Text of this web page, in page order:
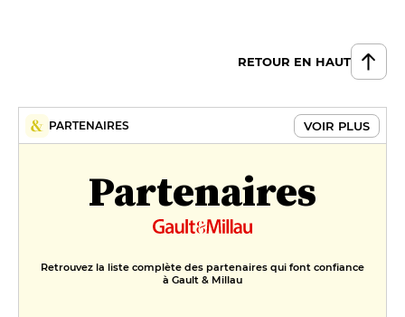
RETOUR EN HAUT
PARTENAIRES VOIR PLUS
Partenaires
Retrouvez la liste complète des partenaires qui font confiance
à Gault & Millau